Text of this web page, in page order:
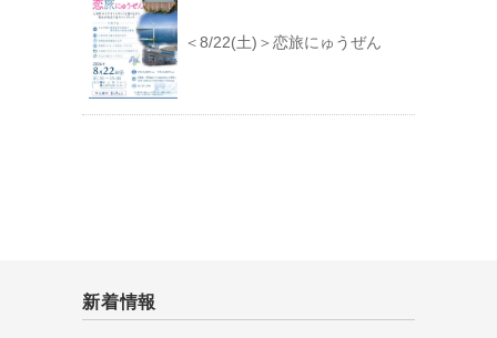
＜8/22(土)＞恋旅にゅうぜん
新着情報